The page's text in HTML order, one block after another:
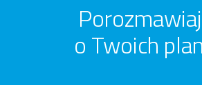
o Twoich